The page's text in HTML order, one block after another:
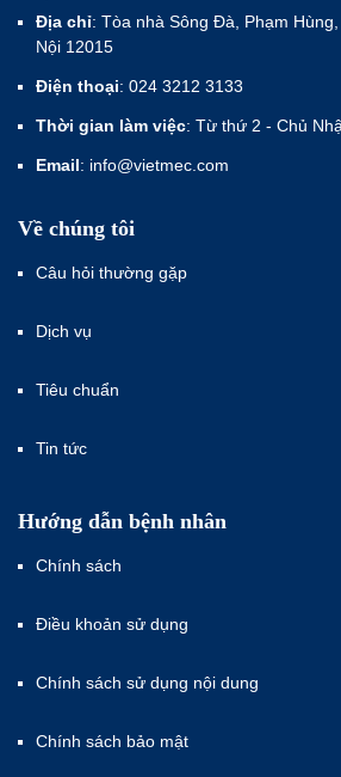
Địa chỉ: Tòa nhà Sông Đà, Phạm
Nội 12015
Điện thoại: 024 3212 3133
Thời gian làm việc: Từ thứ 2 - Chủ
Email: info@vietmec.com
Về chúng tôi
Câu hỏi thường gặp
Dịch vụ
Tiêu chuẩn
Tin tức
Hướng dẫn bệnh nhân
Chính sách
Điều khoản sử dụng
Chính sách sử dụng nội dung
Chính sách bảo mật